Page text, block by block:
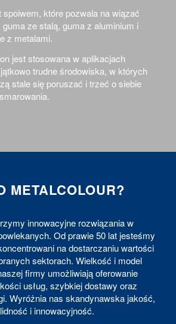
spoiwem, które pozwala na wiązać
guma ze stalą, guma z aluminium i
z metalami.
jest stosowana w aplikacjach
trudne środowiska, w których
stale się poruszać i trzeć o siebie
METALCOLOUR?
innowacyjne rozwiązania w
Od prawie 50 lat jesteśmy
na dostarczaniu wartości
sektorach. Wielkość i model
firmy umożliwiają oferowanie
usług, szybkiej dostawy oraz
Wyróżnia nas skandynawska jakość,
i innowacyjność.